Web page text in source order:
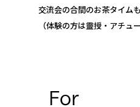
交流会の合間のお茶タイム
（体験の方は靈授・アチュ
For